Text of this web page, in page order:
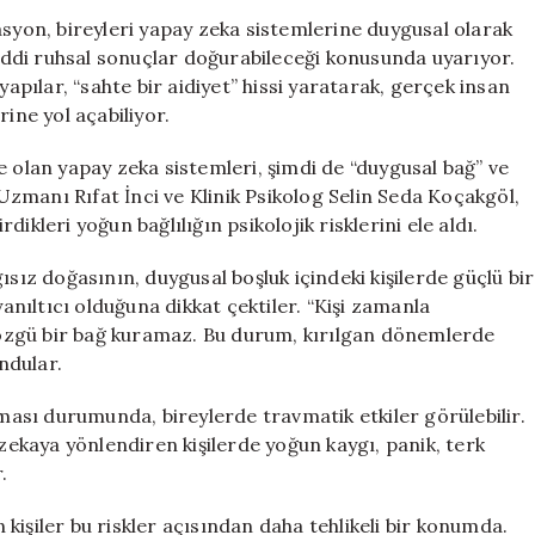
Yalnızlık
Tuzağı
Uzmanlardan
Uyarısı!
için
bireyleri yapay zeka sistemlerine duygusal olarak
ruhsal sonuçlar doğurabileceği konusunda uyarıyor.
“sahte bir aidiyet” hissi yaratarak, gerçek insan
yol açabiliyor.
yapay zeka sistemleri, şimdi de “duygusal bağ” ve
Rıfat İnci ve Klinik Psikolog Selin Seda Koçakgöl,
yoğun bağlılığın psikolojik risklerini ele aldı.
doğasının, duygusal boşluk içindeki kişilerde güçlü bir
olduğuna dikkat çektiler. “Kişi zamanla
bir bağ kuramaz. Bu durum, kırılgan dönemlerde
durumunda, bireylerde travmatik etkiler görülebilir.
yönlendiren kişilerde yoğun kaygı, panik, terk
bu riskler açısından daha tehlikeli bir konumda.